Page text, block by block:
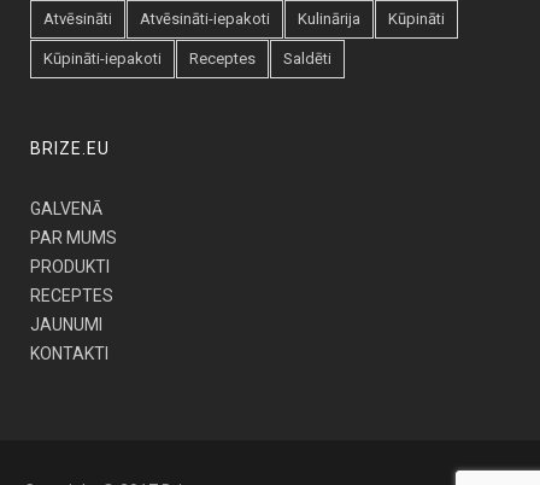
Atvēsināti Atvēsināti-iepakoti Kulinārija Kūpināti
Kūpināti-iepakoti Receptes Saldēti
BRIZE.EU
GALVENĀ
PAR MUMS
PRODUKTI
RECEPTES
JAUNUMI
KONTAKTI